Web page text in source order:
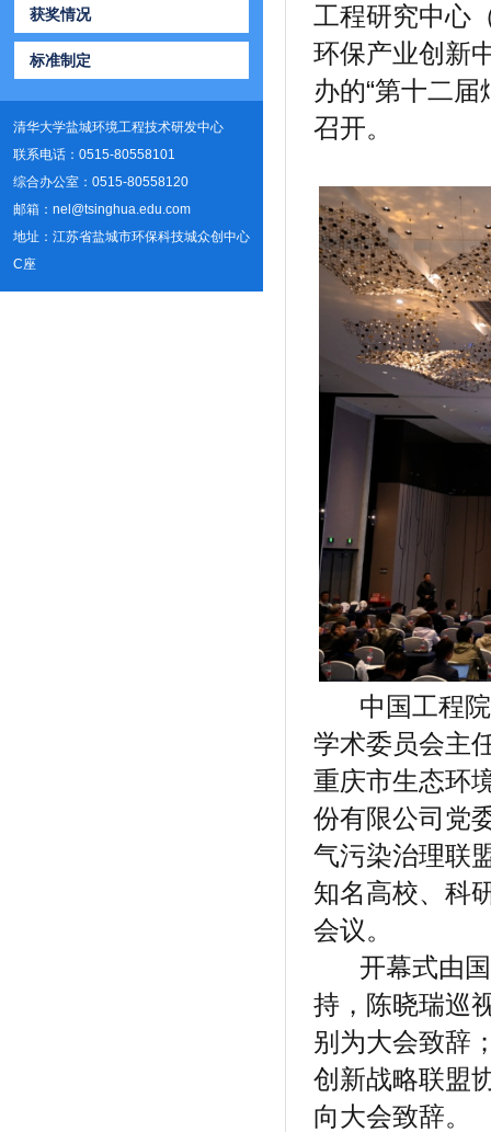
获奖情况
标准制定
清华大学盐城环境工程技术研发中心
联系电话：0515-80558101
综合办公室：0515-80558120
邮箱：nel@tsinghua.edu.com
地址：江苏省盐城市环保科技城众创中心
C座
工程研究中心
环保产业创新
办的“第十二
召开。
中国工程院
学术委员会主
重庆市生态环
份有限公司党
气污染治理联
知名高校、科
会议。
开幕式由国
持，陈晓瑞巡
别为大会致辞
创新战略联盟
向大会致辞。